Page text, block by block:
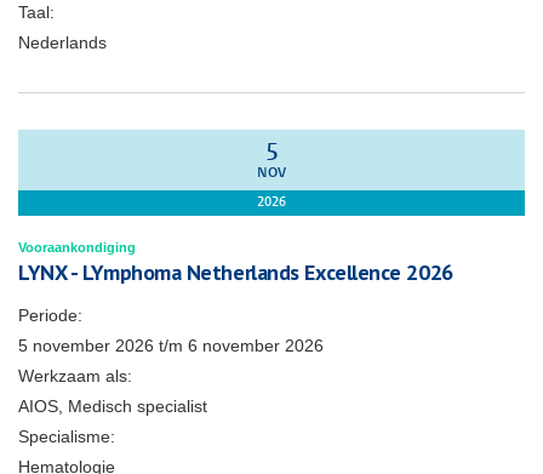
Taal:
Nederlands
5
NOV
2026
Vooraankondiging
LYNX - LYmphoma Netherlands Excellence 2026
Periode:
5 november 2026 t/m 6 november 2026
Werkzaam als:
AIOS, Medisch specialist
Specialisme:
Hematologie